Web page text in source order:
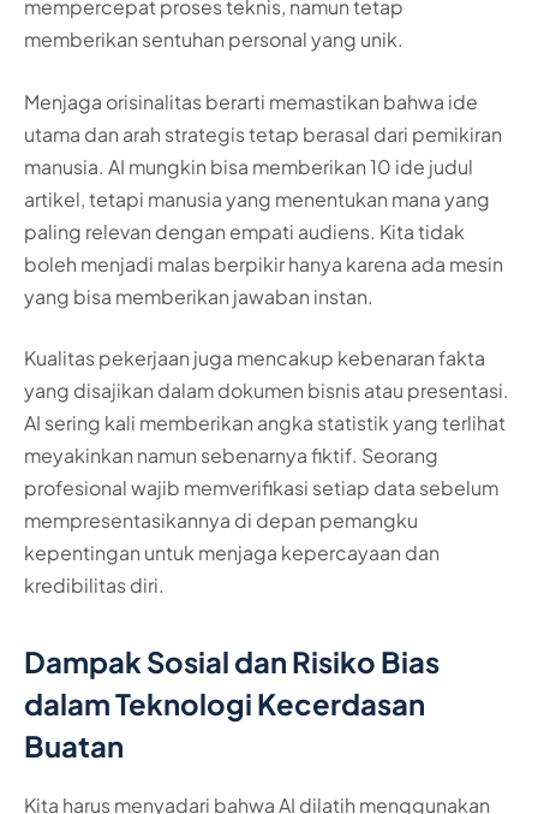
mempercepat proses teknis, namun tetap
memberikan sentuhan personal yang unik.
Menjaga orisinalitas berarti memastikan bahwa ide
utama dan arah strategis tetap berasal dari pemikiran
manusia. AI mungkin bisa memberikan 10 ide judul
artikel, tetapi manusia yang menentukan mana yang
paling relevan dengan empati audiens. Kita tidak
boleh menjadi malas berpikir hanya karena ada mesin
yang bisa memberikan jawaban instan.
Kualitas pekerjaan juga mencakup kebenaran fakta
yang disajikan dalam dokumen bisnis atau presentasi.
AI sering kali memberikan angka statistik yang terlihat
meyakinkan namun sebenarnya fiktif. Seorang
profesional wajib memverifikasi setiap data sebelum
mempresentasikannya di depan pemangku
kepentingan untuk menjaga kepercayaan dan
kredibilitas diri.
Dampak Sosial dan Risiko Bias
dalam Teknologi Kecerdasan
Buatan
Kita harus menyadari bahwa AI dilatih menggunakan